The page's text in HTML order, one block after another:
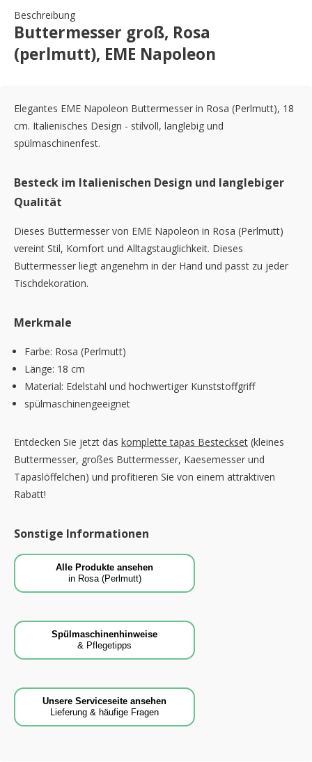
Beschreibung
Buttermesser groß, Rosa
(perlmutt), EME Napoleon
Elegantes EME Napoleon Buttermesser in Rosa (Perlmutt), 18
cm. Italienisches Design - stilvoll, langlebig und
spülmaschinenfest.
Besteck im Italienischen Design und langlebiger
Qualität
Dieses Buttermesser von EME Napoleon in Rosa (Perlmutt)
vereint Stil, Komfort und Alltagstauglichkeit. Dieses
Buttermesser liegt angenehm in der Hand und passt zu jeder
Tischdekoration.
Merkmale
Farbe: Rosa (Perlmutt)
Länge: 18 cm
Material: Edelstahl und hochwertiger Kunststoffgriff
spülmaschinengeeignet
Entdecken Sie jetzt das komplette tapas Besteckset (kleines
Buttermesser, großes Buttermesser, Kaesemesser und
Tapaslöffelchen) und profitieren Sie von einem attraktiven
Rabatt!
Sonstige Informationen
Alle Produkte ansehen
in Rosa (Perlmutt)
Spülmaschinenhinweise
& Pflegetipps
Unsere Serviceseite ansehen
Lieferung & häufige Fragen